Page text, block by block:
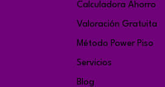
Calculadora Ahorro
Valoración Gratuita
Método Power Piso
Servicios
Blog